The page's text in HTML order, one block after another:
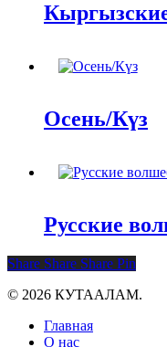
Осень/Күз
Русские
Share Share Share Pin
© 2026 КУТААЛАМ.
Close
Menu
Главная
О нас